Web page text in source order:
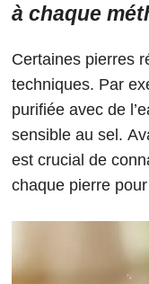
à chaque
Certaines pierres
techniques. Par
purifiée avec de
sensible au sel.
est crucial de
chaque pierre